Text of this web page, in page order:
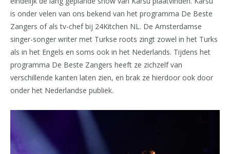
is onder velen van ons bekend van het programma De Beste
Zangers of als tv-chef bij 24Kitchen NL. De Amsterdamse
singer-songer writer met Turkse roots zingt zowel in het Turks
als in het Engels en soms ook in het Nederlands. Tijdens het
programma De Beste Zangers heeft ze zichzelf van
verschillende kanten laten zien, en brak ze hierdoor ook door
onder het Nederlandse publiek.